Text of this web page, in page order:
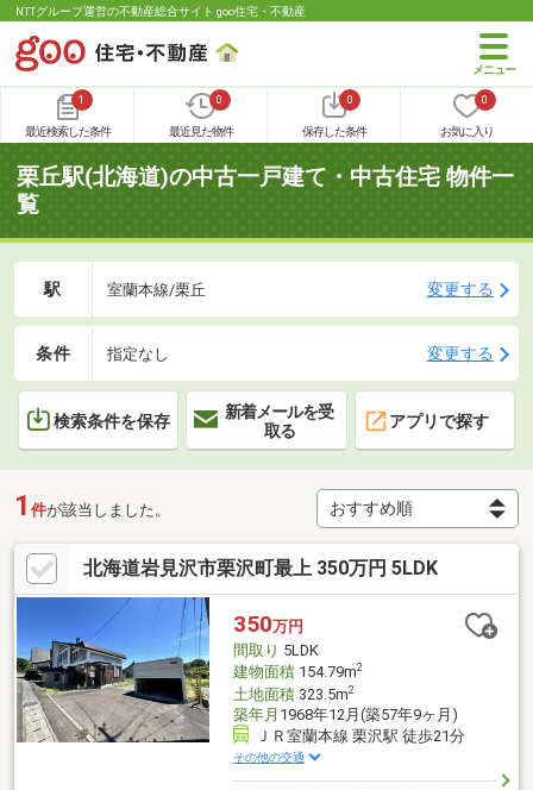
NTTグループ運営の不動産総合サイト goo住宅・不動産
1
最近検索した条件
0
最近見た物件
0
保存した条件
0
お気に入り
栗丘駅(北海道)の中古一戸建て・中古住宅 物件一
覧
駅 室蘭本線/栗丘 変更する
条件 指定なし 変更する
検索条件を保存
新着メールを受
取る
アプリで探す
1 件が該当しました。
北海道岩見沢市栗沢町最上 350万円 5LDK
350万円
間取り 5LDK
建物面積154.79m2
土地面積323.5m2
築年月 1968年12月(築57年9ヶ月)
ＪＲ室蘭本線 栗沢駅 徒歩21分
その他の交通